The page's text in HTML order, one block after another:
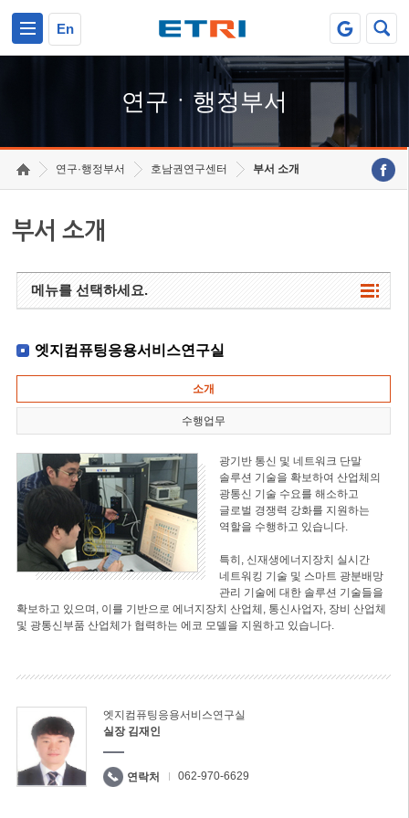
En
연구ㆍ행정부서
연구·행정부서 호남권연구센터 부서 소개
부서 소개
메뉴를 선택하세요.
엣지컴퓨팅응용서비스연구실
소개
수행업무
광기반 통신 및 네트워크 단말
솔루션 기술을 확보하여 산업체의
광통신 기술 수요를 해소하고
글로벌 경쟁력 강화를 지원하는
역할을 수행하고 있습니다.
특히, 신재생에너지장치 실시간
네트워킹 기술 및 스마트 광분배망
관리 기술에 대한 솔루션 기술들을
확보하고 있으며, 이를 기반으로 에너지장치 산업체, 통신사업자, 장비 산업체
및 광통신부품 산업체가 협력하는 에코 모델을 지원하고 있습니다.
엣지컴퓨팅응용서비스연구실
실장 김재인
연락처 062-970-6629